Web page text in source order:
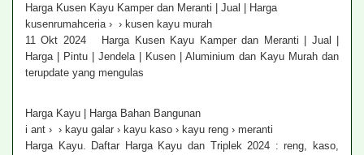
Harga Kusen Kayu Kamper dan Meranti | Jual | Harga
kusenrumahceria › › kusen kayu murah
11 Okt 2024 Harga Kusen Kayu Kamper dan Meranti | Jual |
Harga | Pintu | Jendela | Kusen | Aluminium dan Kayu Murah dan
terupdate yang mengulas
Harga Kayu | Harga Bahan Bangunan
i ant › › kayu galar › kayu kaso › kayu reng › meranti
Harga Kayu. Daftar Harga Kayu dan Triplek 2024 : reng, kaso,